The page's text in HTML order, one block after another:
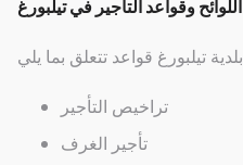
اللوائح وقواعد التأجير في تيلبورغ
تراخيص التأجير
تأجير الغرف